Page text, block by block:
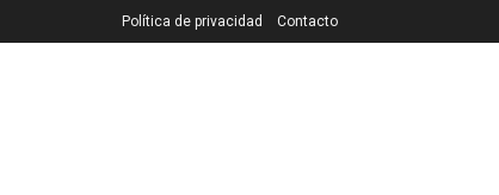
Política de privacidad Contacto